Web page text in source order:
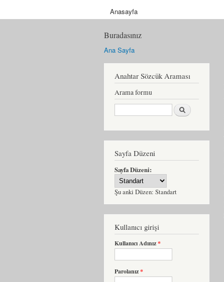
Anasayfa
Buradasınız
Ana Sayfa
Anahtar Sözcük Araması
Arama formu
Ara
Sayfa Düzeni
Sayfa Düzeni:
Şu anki Düzen: Standart
Kullanıcı girişi
Kullanıcı Adınız*
Parolanız*